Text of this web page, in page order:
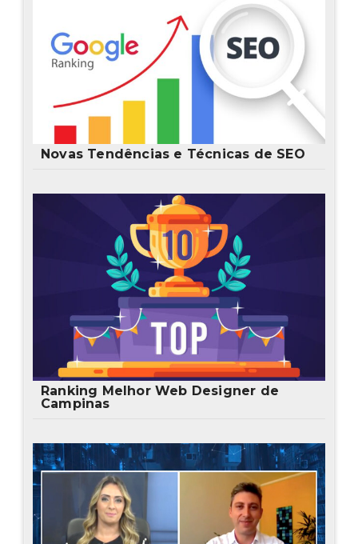
Novas Tendências e Técnicas de SEO
Ranking Melhor Web Designer de
Campinas